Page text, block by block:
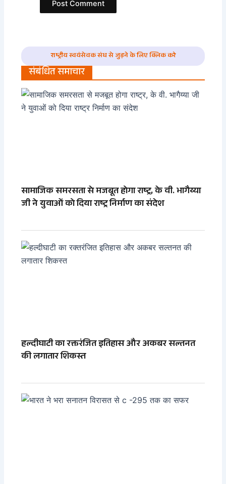
राष्ट्रीय स्वयंसेवक संघ से जुड़ने के लिए क्लिक करे
संबंधित समाचार
सामाजिक समरसता से मजबूत होगा राष्ट्र, के वी. भागैय्या
जी ने युवाओं को दिया राष्ट्र निर्माण का संदेश
हल्दीघाटी का रक्तरंजित इतिहास और अकबर सल्तनत
की लगातार शिकस्त